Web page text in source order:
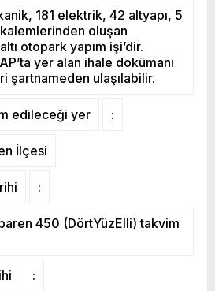
181 elektrik, 42 altyapı, 5
oluşan
otopark yapım işi’dir.
yer alan ihale dokümanı
şartnameden ulaşılabilir.
edileceği yer :
İlçesi
:
450 (DörtYüzElli) takvim
: